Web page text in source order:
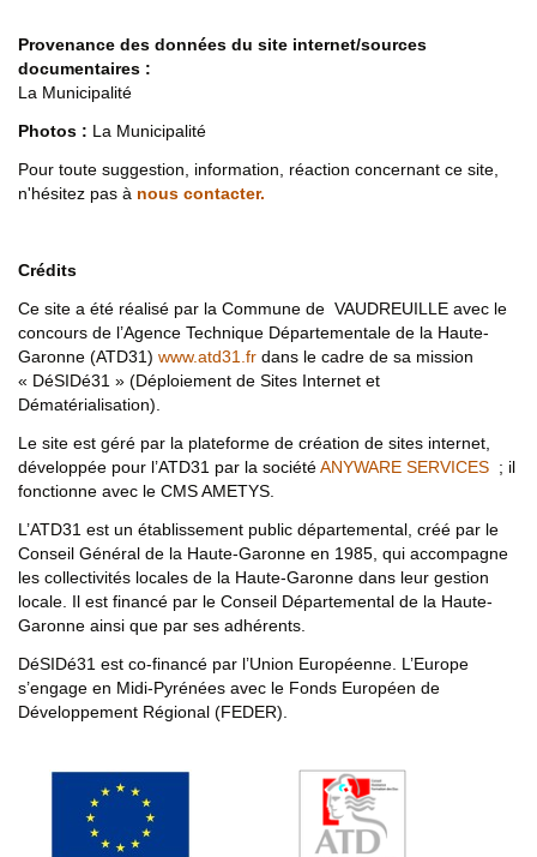
Provenance des données du site internet/sources
documentaires :
La Municipalité
Photos : La Municipalité
Pour toute suggestion, information, réaction concernant ce site,
n'hésitez pas à nous contacter.
Crédits
Ce site a été réalisé par la Commune de VAUDREUILLE avec le
concours de l’Agence Technique Départementale de la Haute-
Garonne (ATD31) www.atd31.fr dans le cadre de sa mission
« DéSIDé31 » (Déploiement de Sites Internet et
Dématérialisation).
Le site est géré par la plateforme de création de sites internet,
développée pour l’ATD31 par la sociétéANYWARE SERVICES ; il
fonctionne avec le CMS AMETYS.
L’ATD31 est un établissement public départemental, créé par le
Conseil Général de la Haute-Garonne en 1985, qui accompagne
les collectivités locales de la Haute-Garonne dans leur gestion
locale. Il est financé par le Conseil Départemental de la Haute-
Garonne ainsi que par ses adhérents.
DéSIDé31 est co-financé par l’Union Européenne. L’Europe
s’engage en Midi-Pyrénées avec le Fonds Européen de
Développement Régional (FEDER).